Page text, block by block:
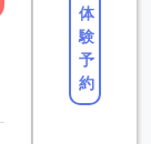
体
験
予
約